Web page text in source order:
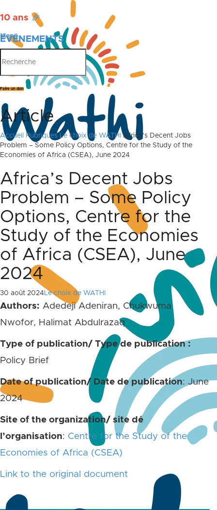
10 ans 🎉
ÉVÉNEMENTS
PUBLICATIONS
Menu
Faire un don
Article
Accueil Rubriques Le choix de WATHI
Africa’s Decent Jobs
Problem – Some Policy Options, Centre for the Study of the
Economies of Africa (CSEA), June 2024
Africa’s Decent Jobs
Problem – Some Policy
Options, Centre for the
Study of the Economies
of Africa (CSEA), June
2024
30 août 2024 Le choix de WATHI
Authors: Adedeji Adeniran, Chukwuma
Nwofor, Halimat Abdulrazaq
Type of publication/ Type de publication :
Policy Brief
Date of publication/ Date de publication: June
2024
Site of the organization/ site dé
l’organisation: Centre for the Study of the
Economies of Africa (CSEA)
Link to the original document